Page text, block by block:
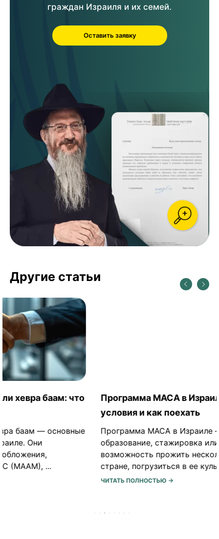
граждан Израиля и их семей.
Оставить заявку
Другие статьи
Программа МАСА в Израиле: для кого,
условия и как поехать
Программа МАСА в Израиле — не просто
образование, стажировка или волонтерство, а
возможность прожить несколько месяцев в
стране, погрузиться в ее культуру, ...